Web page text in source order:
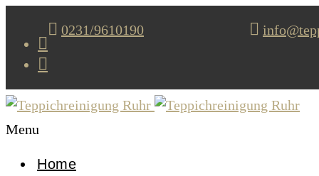
0231/9610190
Menu
Home